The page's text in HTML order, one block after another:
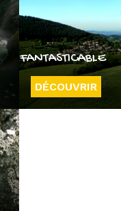
FANTASTICABLE
DÉCOUVRIR